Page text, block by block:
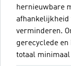
hernieuwbare
afhankelijkheid
verminderen.
gerecyclede
totaal minimaal